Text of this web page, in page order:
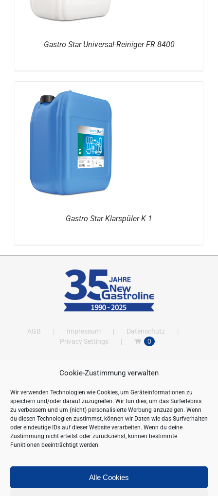
Cookie-Zustimmung verwalten
Wir verwenden Technologien wie Cookies, um Geräteinformationen zu
speichern und/oder darauf zuzugreifen. Wir tun dies, um das Surferlebnis
zu verbessern und um (nicht) personalisierte Werbung anzuzeigen. Wenn
du diesen Technologien zustimmst, können wir Daten wie das Surfverhalten
oder eindeutige IDs auf dieser Website verarbeiten. Wenn du deine
Zustimmung nicht erteilst oder zurückziehst, können bestimmte
Funktionen beeinträchtigt werden.
Alle Cookies
Gastro Star Universal-Reiniger FR 8400
Gastro Star Klarspüler K 1
AGB Impressum
Datenschutz
Privacy Settings
0
ANSCHRIFT
New Gastroline GmbH
Barthestraße 115
18356 Barth
Deutschland/Germany
Öffnungszeiten:
Mo. - Fr. 09.00 bis 16.00 Uhr
https://www.newgastroline.de